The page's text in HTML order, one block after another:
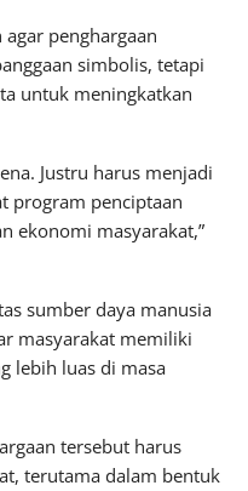
penghargaan
simbolis, tetapi
untuk meningkatkan
Justru harus menjadi
program penciptaan
ekonomi masyarakat,”
sumber daya manusia
masyarakat memiliki
lebih luas di masa
tersebut harus
terutama dalam bentuk